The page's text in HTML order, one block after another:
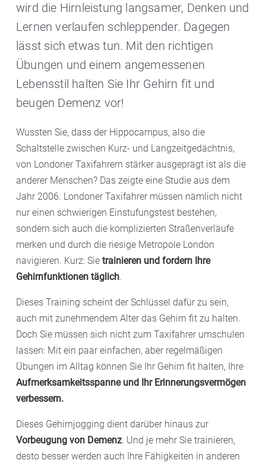
wird die Hirnleistung langsamer, Denken und
Lernen verlaufen schleppender. Dagegen
lässt sich etwas tun. Mit den richtigen
Übungen und einem angemessenen
Lebensstil halten Sie Ihr Gehirn fit und
beugen Demenz vor!
Wussten Sie, dass der Hippocampus, also die
Schaltstelle zwischen Kurz- und Langzeitgedächtnis,
von Londoner Taxifahrern stärker ausgeprägt ist als die
anderer Menschen? Das zeigte eine Studie aus dem
Jahr 2006. Londoner Taxifahrer müssen nämlich nicht
nur einen schwierigen Einstufungstest bestehen,
sondern sich auch die komplizierten Straßenverläufe
merken und durch die riesige Metropole London
navigieren. Kurz: Sie trainieren und fordern Ihre
Gehirnfunktionen täglich.
Dieses Training scheint der Schlüssel dafür zu sein,
auch mit zunehmendem Alter das Gehirn fit zu halten.
Doch Sie müssen sich nicht zum Taxifahrer umschulen
lassen: Mit ein paar einfachen, aber regelmäßigen
Übungen im Alltag können Sie Ihr Gehirn fit halten, Ihre
Aufmerksamkeitsspanne und Ihr Erinnerungsvermögen
verbessern.
Dieses Gehirnjogging dient darüber hinaus zur
Vorbeugung von Demenz. Und je mehr Sie trainieren,
desto besser werden auch Ihre Fähigkeiten in anderen